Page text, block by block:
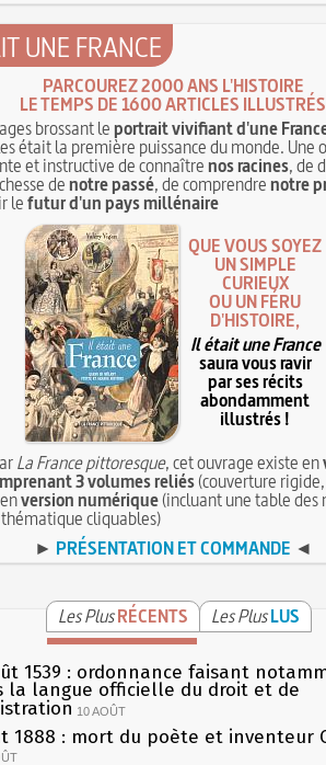
UNE FRANCE
PARCOUREZ 2000 ANS L'HISTOIRE
LE TEMPS DE 1600 ARTICLES ILLUSTRÉS
brossant leportrait vivifiant d'une
était la première puissance du monde. Une
et instructive de connaîtrenos racines, de
denotre passé, de comprendrenotre
lefutur d'un pays millénaire
QUE VOUS SOYEZ
UN SIMPLE
CURIEUX
OU UN FÉRU
D'HISTOIRE,
Il était une France
saura vous ravir
par ses récits
abondamment
illustrés !
La France pittoresque, cet ouvrage existe en
3 volumes reliés(couverture
version numérique(incluant une table des
cliquables)
► PRÉSENTATION ET COMMANDE ◄
Les PlusRÉCENTS Les PlusLUS
1539 : ordonnance faisant
la langue officielle du droit et de
10 AOÛT
1888 : mort du poète et inventeur